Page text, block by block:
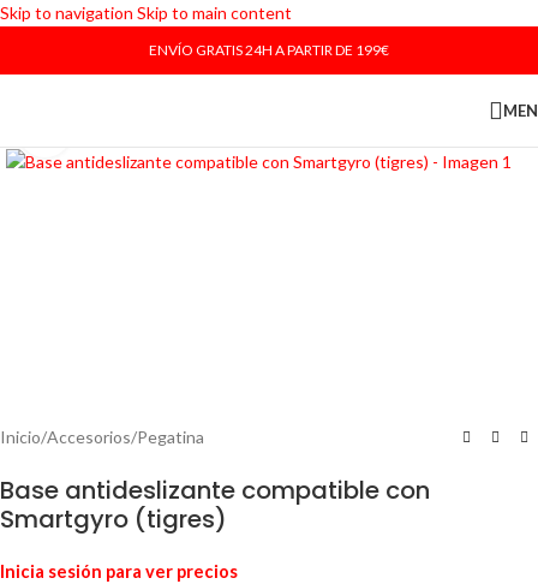
Skip to navigation Skip to main content
ENVÍO GRATIS 24H A PARTIR DE 199€
Inicio/Accesorios/Pegatina
Base antideslizante compatible con
Smartgyro (tigres)
Inicia sesión para ver precios